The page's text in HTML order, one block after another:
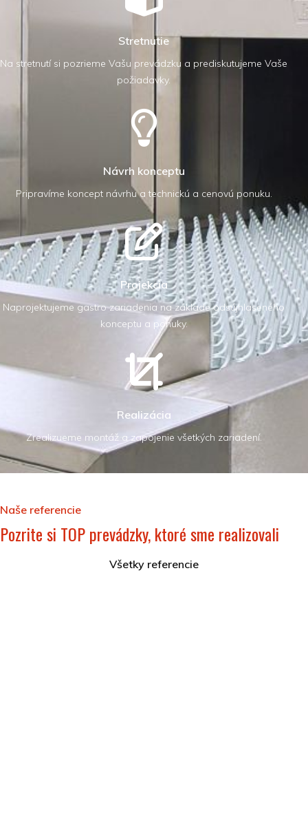
Stretnutie
Na stretnutí si pozrieme Vašu prevádzku a prediskutujeme Vaše
požiadavky.
Návrh konceptu
Pripravíme koncept návrhu a technickú a cenovú ponuku.
Projekcia
Naprojektujeme gastro zariadenia na základe odsújhlaseného
konceptu a ponuky.
Realizácia
Zrealizueme montáž a zapojenie všetkých zariadení.
Naše referencie
Pozrite si TOP prevádzky, ktoré sme realizovali
Všetky referencie